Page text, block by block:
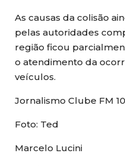
As causas da colisão
pelas autoridades
região ficou
o atendimento da
veículos.
Jornalismo Clube FM
Foto: Ted
Marcelo Lucini